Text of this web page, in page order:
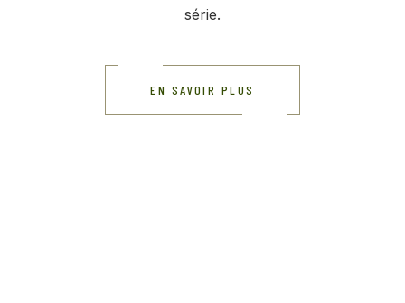
série.
EN SAVOIR PLUS